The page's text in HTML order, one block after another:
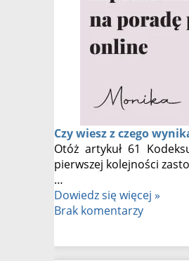
Czy wiesz z czego
Otóż artykuł 61
pierwszej kolejności
…
Rezygnacja
z
Dowiedz się więcej »
Brak komentarzy